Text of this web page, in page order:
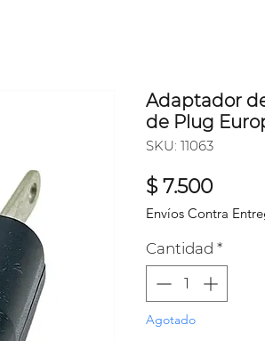
Adaptador
de Plug
SKU: 11063
$ 7.500Precio
Envíos Contra
Cantidad *
Agotado